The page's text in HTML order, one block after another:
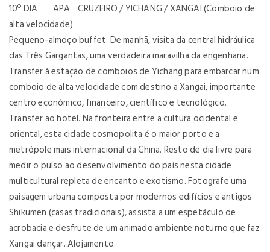
10º DIA APA CRUZEIRO / YICHANG / XANGAI (Comboio de
alta velocidade)
Pequeno-almoço buffet. De manhã, visita da central hidráulica
das Três Gargantas, uma verdadeira maravilha da engenharia.
Transfer à estação de comboios de Yichang para embarcar num
comboio de alta velocidade com destino a Xangai, importante
centro económico, financeiro, científico e tecnológico.
Transfer ao hotel. Na fronteira entre a cultura ocidental e
oriental, esta cidade cosmopolita é o maior porto e a
metrópole mais internacional da China. Resto de dia livre para
medir o pulso ao desenvolvimento do país nesta cidade
multicultural repleta de encanto e exotismo. Fotografe uma
paisagem urbana composta por modernos edifícios e antigos
Shikumen (casas tradicionais), assista a um espetáculo de
acrobacia e desfrute de um animado ambiente noturno que faz
Xangai dançar. Alojamento.